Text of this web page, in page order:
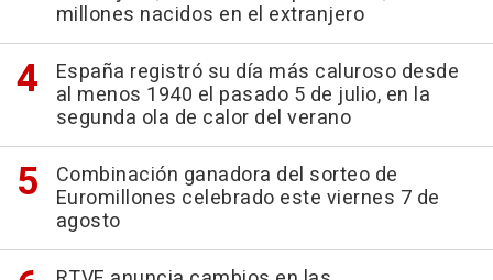
millones nacidos en el extranjero
España registró su día más caluroso desde
al menos 1940 el pasado 5 de julio, en la
segunda ola de calor del verano
Combinación ganadora del sorteo de
Euromillones celebrado este viernes 7 de
agosto